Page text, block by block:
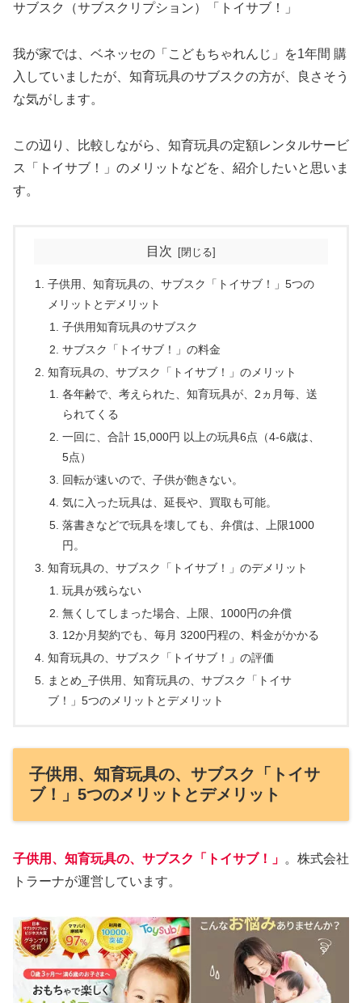
サブスク（サブスクリプション）「トイサブ！」
我が家では、ベネッセの「こどもちゃれんじ」を1年間 購
入していましたが、知育玩具のサブスクの方が、良さそう
な気がします。
この辺り、比較しながら、知育玩具の定額レンタルサービ
ス「トイサブ！」のメリットなどを、紹介したいと思いま
す。
目次
子供用、知育玩具の、サブスク「トイサブ！」5つの
メリットとデメリット
子供用知育玩具のサブスク
サブスク「トイサブ！」の料金
知育玩具の、サブスク「トイサブ！」のメリット
各年齢で、考えられた、知育玩具が、2ヵ月毎、送
られてくる
一回に、合計 15,000円 以上の玩具6点（4-6歳は、
5点）
回転が速いので、子供が飽きない。
気に入った玩具は、延長や、買取も可能。
落書きなどで玩具を壊しても、弁償は、上限1000
円。
知育玩具の、サブスク「トイサブ！」のデメリット
玩具が残らない
無くしてしまった場合、上限、1000円の弁償
12か月契約でも、毎月 3200円程の、料金がかかる
知育玩具の、サブスク「トイサブ！」の評価
まとめ_子供用、知育玩具の、サブスク「トイサ
ブ！」5つのメリットとデメリット
子供用、知育玩具の、サブスク「トイサ
ブ！」5つのメリットとデメリット
子供用、知育玩具の、サブスク「トイサブ！」 。株式会社
トラーナが運営しています。